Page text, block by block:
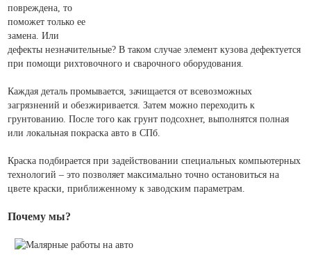
повреждена, то
поможет только ее
замена. Или
дефекты незначительные? В таком случае элемент кузова дефектуется
при помощи рихтовочного и сварочного оборудования.
Каждая деталь промывается, зачищается от всевозможных
загрязнений и обезжиривается. Затем можно переходить к
грунтованию. После того как грунт подсохнет, выполнятся полная
или локальная покраска авто в СПб.
Краска подбирается при задействовании специальных компьютерных
технологий – это позволяет максимально точно остановиться на
цвете краски, приближенному к заводским параметрам.
Почему мы?